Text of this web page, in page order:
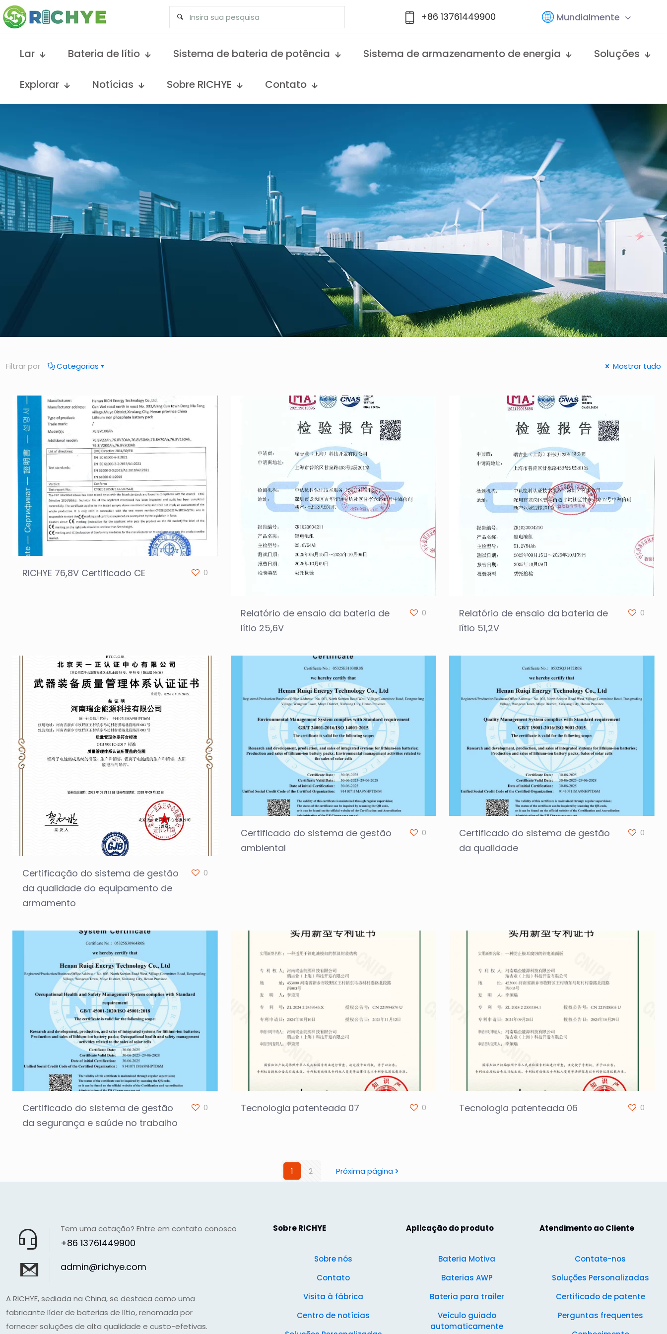
+86 13761449900 Mundialmente
Lar Bateria de lítio Sistema de bateria de potência Sistema de armazenamento de energia Soluções
Explorar Notícias Sobre RICHYE Contato
Filtrar por Categorias Mostrar tudo
RICHYE 76,8V Certificado CE 0
Relatório de ensaio da bateria de
lítio 25,6V
0
Relatório de ensaio da bateria de
lítio 51,2V
0
Certificação do sistema de gestão
da qualidade do equipamento de
armamento
0
Certificado do sistema de gestão
ambiental
0
Certificado do sistema de gestão
da qualidade
0
Certificado do sistema de gestão
da segurança e saúde no trabalho
0 Tecnologia patenteada 07 0 Tecnologia patenteada 06 0
1 2 Próxima página
+86 13761449900
Tem uma cotação? Entre em contato conosco
admin@richye.com
A RICHYE, sediada na China, se destaca como uma
fabricante líder de baterias de lítio, renomada por
fornecer soluções de alta qualidade e custo-efetivas.
Sobre RICHYE
Sobre nós
Contato
Visita à fábrica
Centro de notícias
Aplicação do produto
Bateria Motiva
Baterias AWP
Bateria para trailer
Veículo guiado
automaticamente
Atendimento ao Cliente
Contate-nos
Soluções Personalizadas
Certificado de patente
Perguntas frequentes